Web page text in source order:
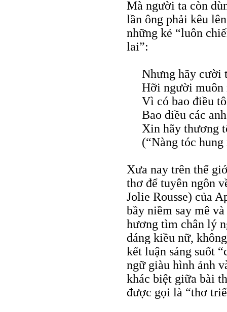
Mà người ta còn
lần ông phải kêu
những kẻ “luôn
lai”:
Nhưng hãy cười
Hỡi người muôn
Vì có bao điều
Bao điều các
Xin hãy thương
(“Nàng tóc
Xưa nay trên thế
thơ để tuyên ngôn
Jolie Rousse) của
bầy niềm say mê
hương tìm chân lý
dáng kiều nữ,
kết luận sáng suốt
ngữ giàu hình ảnh
khác biệt giữa bài
được gọi là “thơ